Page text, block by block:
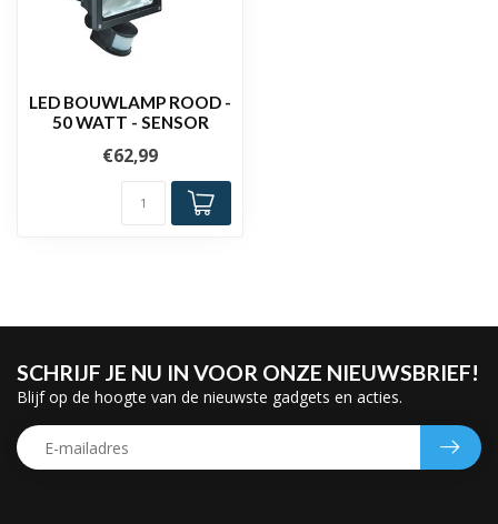
LED BOUWLAMP ROOD -
50 WATT - SENSOR
€62,99
SCHRIJF JE NU IN VOOR ONZE NIEUWSBRIEF!
Blijf op de hoogte van de nieuwste gadgets en acties.